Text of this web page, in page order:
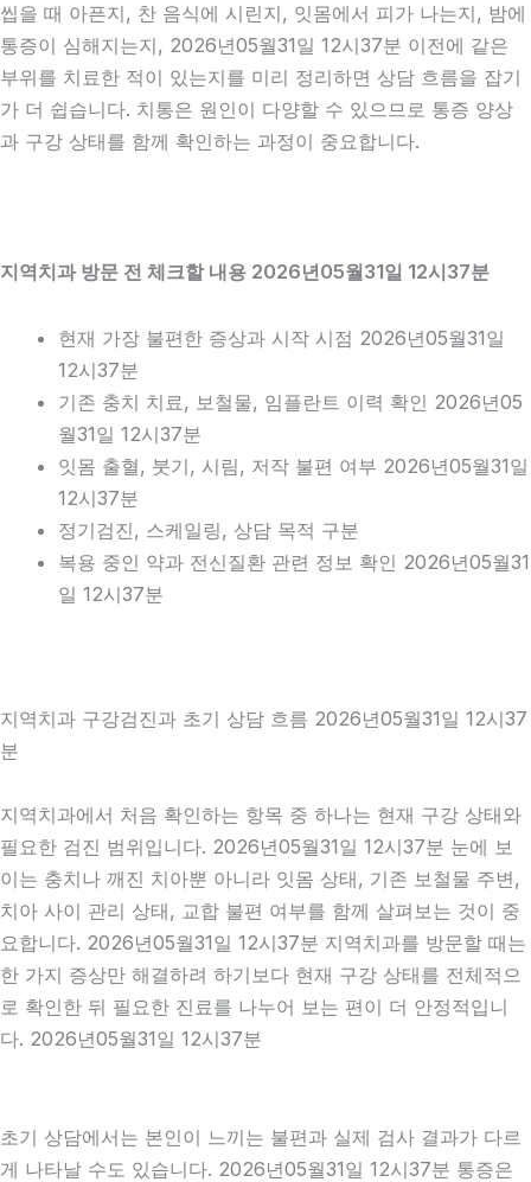
씹을 때 아픈지, 찬 음식에 시린지, 잇몸에서 피가 나는지, 밤에
통증이 심해지는지, 2026년05월31일 12시37분 이전에 같은
부위를 치료한 적이 있는지를 미리 정리하면 상담 흐름을 잡기
가 더 쉽습니다. 치통은 원인이 다양할 수 있으므로 통증 양상
과 구강 상태를 함께 확인하는 과정이 중요합니다.
지역치과 방문 전 체크할 내용 2026년05월31일 12시37분
현재 가장 불편한 증상과 시작 시점 2026년05월31일
12시37분
기존 충치 치료, 보철물, 임플란트 이력 확인 2026년05
월31일 12시37분
잇몸 출혈, 붓기, 시림, 저작 불편 여부 2026년05월31일
12시37분
정기검진, 스케일링, 상담 목적 구분
복용 중인 약과 전신질환 관련 정보 확인 2026년05월31
일 12시37분
지역치과 구강검진과 초기 상담 흐름 2026년05월31일 12시37
분
지역치과에서 처음 확인하는 항목 중 하나는 현재 구강 상태와
필요한 검진 범위입니다. 2026년05월31일 12시37분 눈에 보
이는 충치나 깨진 치아뿐 아니라 잇몸 상태, 기존 보철물 주변,
치아 사이 관리 상태, 교합 불편 여부를 함께 살펴보는 것이 중
요합니다. 2026년05월31일 12시37분 지역치과를 방문할 때는
한 가지 증상만 해결하려 하기보다 현재 구강 상태를 전체적으
로 확인한 뒤 필요한 진료를 나누어 보는 편이 더 안정적입니
다. 2026년05월31일 12시37분
초기 상담에서는 본인이 느끼는 불편과 실제 검사 결과가 다르
게 나타날 수도 있습니다. 2026년05월31일 12시37분 통증은